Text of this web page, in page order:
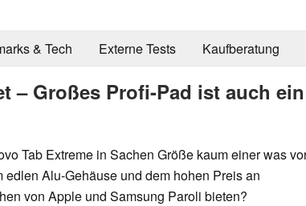
& Tech Externe Tests Kaufberatung
– Großes Profi-Pad ist auch ein
Tab Extreme in Sachen Größe kaum einer was
Alu-Gehäuse und dem hohen Preis an
von Apple und Samsung Paroli bieten?